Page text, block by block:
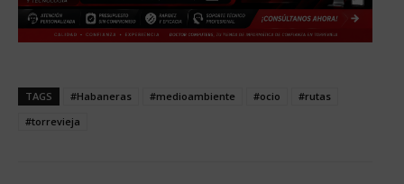
TAGS #Habaneras #medioambiente #ocio
#rutas
#torrevieja